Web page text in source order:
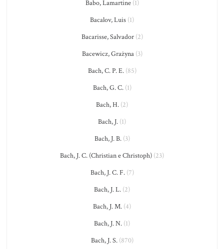
Babo, Lamartine(1)
Bacalov, Luis (1)
Bacarisse, Salvador(2)
Bacewicz, Grażyna(3)
Bach, C. P. E.(85)
Bach, G. C.(1)
Bach, H. (2)
Bach, J. (1)
Bach, J. B.(3)
Bach, J. C. (Christian e Christoph) (23)
Bach, J. C. F.(7)
Bach, J. L. (2)
Bach, J. M. (4)
Bach, J. N. (1)
Bach, J. S.(870)